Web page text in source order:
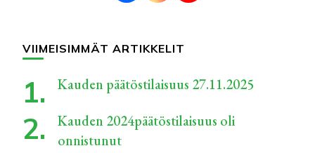
VIIMEISIMMÄT ARTIKKELIT
Kauden päätöstilaisuus 27.11.2025
Kauden 2024päätöstilaisuus oli
onnistunut